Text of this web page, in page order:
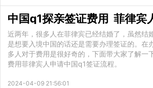
近两年，很多人在菲律宾已经结婚了，虽然结
是想要入境中国的话还是需要办理签证的。在
多人对于费用是很好奇的，下面带大家了解一
费用菲律宾人申请中国q1签证流程。
2024-04-09 21:56:01